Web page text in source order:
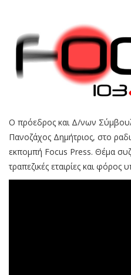
Ο πρόεδρος και Δ/νων
Πανοζάχος Δημήτριος, στο
εκπομπή Focus Press. Θέμα
τραπεζικές εταιρίες και φόρος